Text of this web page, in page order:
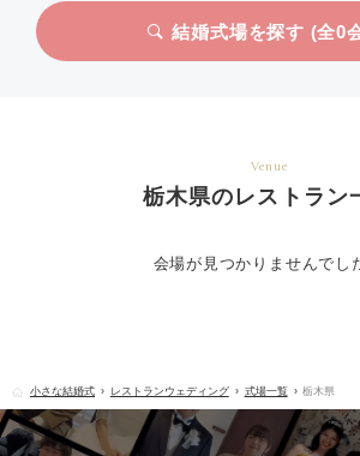
結婚式場を探す (全0
Venue
栃木県のレストラン
会場が見つかりませんでし
小さな結婚式 レストランウェディング 式場一覧 栃木県